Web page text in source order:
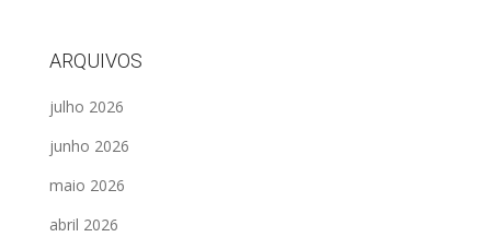
ARQUIVOS
julho 2026
junho 2026
maio 2026
abril 2026